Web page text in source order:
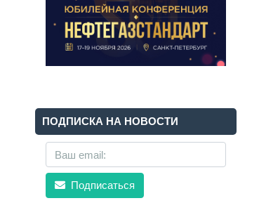
ПОДПИСКА НА НОВОСТИ
Подписаться